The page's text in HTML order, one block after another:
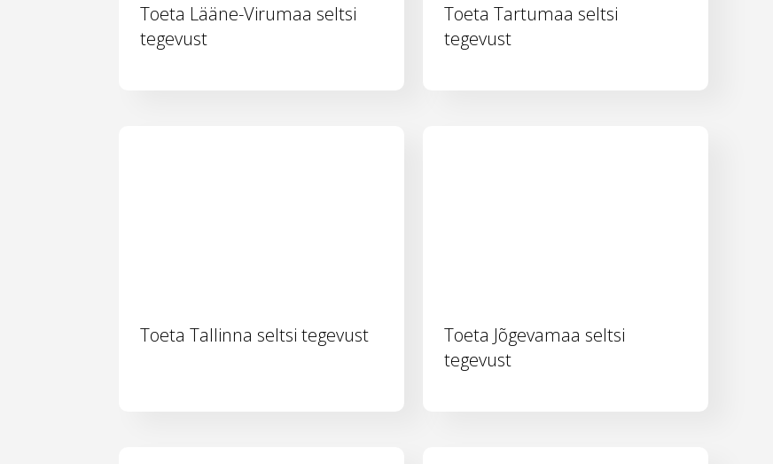
Toeta Lääne-Virumaa seltsi
tegevust
Toeta Tartumaa seltsi
tegevust
Toeta Tallinna seltsi tegevust
Toeta Jõgevamaa seltsi
tegevust